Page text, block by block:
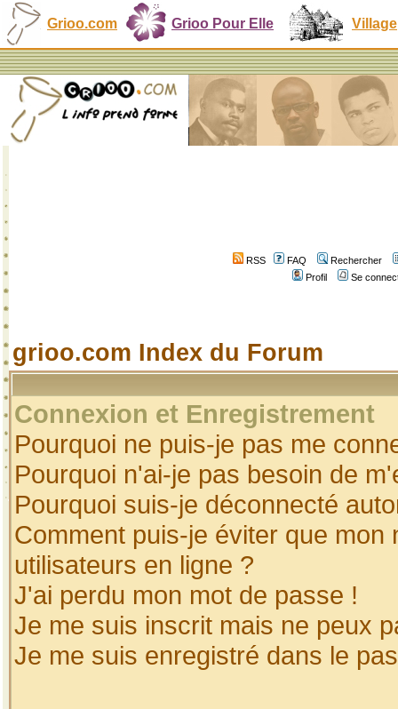
Grioo.com Grioo Pour Elle Village
RSS FAQ
Rechercher
Profil
Se
grioo.com Index du Forum
Connexion et Enregistrement
Pourquoi ne puis-je pas me
Pourquoi n'ai-je pas besoin de
Pourquoi suis-je déconnecté
Comment puis-je éviter que
utilisateurs en ligne ?
J'ai perdu mon mot de passe !
Je me suis inscrit mais ne peux
Je me suis enregistré dans le